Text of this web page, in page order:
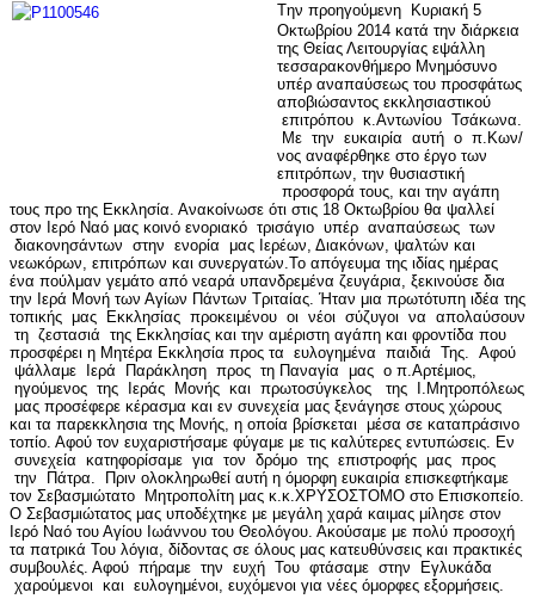
Την προηγούμενη Κυριακή 5
Οκτωβρίου 2014 κατά την διάρκεια
της Θείας Λειτουργίας εψάλλη
τεσσαρακονθήμερο Μνημόσυνο
υπέρ αναπαύσεως του προσφάτως
αποβιώσαντος εκκλησιαστικού
επιτρόπου κ.Αντωνίου Τσάκωνα.
Με την ευκαιρία αυτή ο π.Κων/
νος αναφέρθηκε στο έργο των
επιτρόπων, την θυσιαστική
προσφορά τους, και την αγάπη
τους προ της Εκκλησία. Ανακοίνωσε ότι στις 18 Οκτωβρίου θα ψαλλεί
στον Ιερό Ναό μας κοινό ενοριακό τρισάγιο υπέρ αναπαύσεως των
διακονησάντων στην ενορία μας Ιερέων, Διακόνων, ψαλτών και
νεωκόρων, επιτρόπων και συνεργατών.Το απόγευμα της ιδίας ημέρας
ένα πούλμαν γεμάτο από νεαρά υπανδρεμένα ζευγάρια, ξεκινούσε δια
την Ιερά Μονή των Αγίων Πάντων Τριταίας. Ήταν μια πρωτότυπη ιδέα της
τοπικής μας Εκκλησίας προκειμένου οι νέοι σύζυγοι να απολαύσουν
τη ζεστασιά της Εκκλησίας και την αμέριστη αγάπη και φροντίδα που
προσφέρει η Μητέρα Εκκλησία προς τα ευλογημένα παιδιά Της. Αφού
ψάλλαμε Ιερά Παράκληση προς τη Παναγία μας ο π.Αρτέμιος,
ηγούμενος της Ιεράς Μονής και πρωτοσύγκελος της Ι.Μητροπόλεως
μας προσέφερε κέρασμα και εν συνεχεία μας ξενάγησε στους χώρους
και τα παρεκκλησια της Μονής, η οποία βρίσκεται μέσα σε καταπράσινο
τοπίο. Αφού τον ευχαριστήσαμε φύγαμε με τις καλύτερες εντυπώσεις. Εν
συνεχεία κατηφορίσαμε για τον δρόμο της επιστροφής μας προς
την Πάτρα. Πριν ολοκληρωθεί αυτή η όμορφη ευκαιρία επισκεφτήκαμε
τον Σεβασμιώτατο Μητροπολίτη μας κ.κ.ΧΡΥΣΟΣΤΟΜΟ στο Επισκοπείο.
Ο Σεβασμιώτατος μας υποδέχτηκε με μεγάλη χαρά καιμας μίλησε στον
Ιερό Ναό του Αγίου Ιωάννου του Θεολόγου. Ακούσαμε με πολύ προσοχή
τα πατρικά Του λόγια, δίδοντας σε όλους μας κατευθύνσεις και πρακτικές
συμβουλές. Αφού πήραμε την ευχή Του φτάσαμε στην Εγλυκάδα
χαρούμενοι και ευλογημένοι, ευχόμενοι για νέες όμορφες εξορμήσεις.